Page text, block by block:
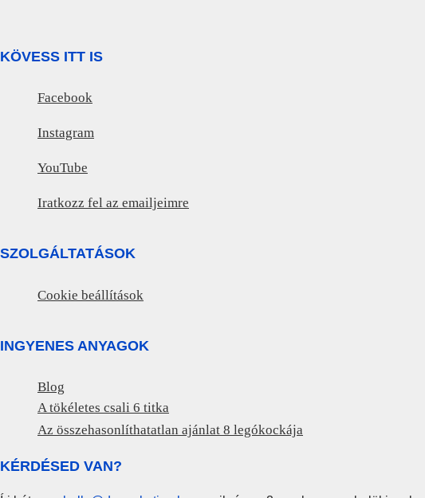
KÖVESS ITT IS
Facebook
Instagram
YouTube
Iratkozz fel az emailjeimre
SZOLGÁLTATÁSOK
Cookie beállítások
INGYENES ANYAGOK
Blog
A tökéletes csali 6 titka
Az összehasonlíthatatlan ajánlat 8 legókockája
KÉRDÉSED VAN?